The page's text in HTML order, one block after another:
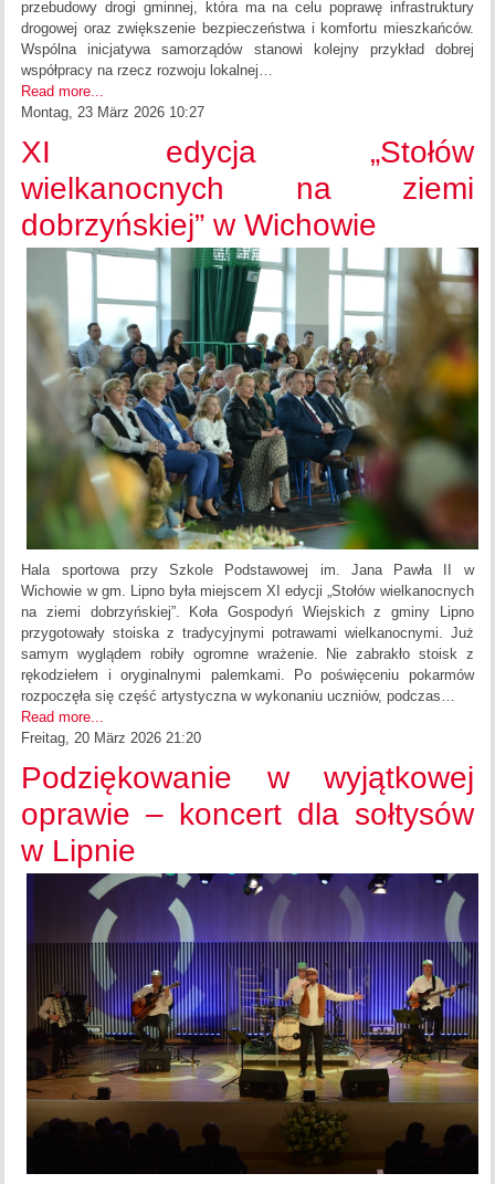
przebudowy drogi gminnej, która ma na celu poprawę infrastruktury
drogowej oraz zwiększenie bezpieczeństwa i komfortu mieszkańców.
Wspólna inicjatywa samorządów stanowi kolejny przykład dobrej
współpracy na rzecz rozwoju lokalnej…
Read more...
Montag, 23 März 2026 10:27
XI edycja „Stołów
wielkanocnych na ziemi
dobrzyńskiej” w Wichowie
Hala sportowa przy Szkole Podstawowej im. Jana Pawła II w
Wichowie w gm. Lipno była miejscem XI edycji „Stołów wielkanocnych
na ziemi dobrzyńskiej”. Koła Gospodyń Wiejskich z gminy Lipno
przygotowały stoiska z tradycyjnymi potrawami wielkanocnymi. Już
samym wyglądem robiły ogromne wrażenie. Nie zabrakło stoisk z
rękodziełem i oryginalnymi palemkami. Po poświęceniu pokarmów
rozpoczęła się część artystyczna w wykonaniu uczniów, podczas…
Read more...
Freitag, 20 März 2026 21:20
Podziękowanie w wyjątkowej
oprawie – koncert dla sołtysów
w Lipnie